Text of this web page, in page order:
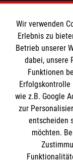
Empfänger:
IBAN: DE10
BIC:
Wir verwenden
Erlebnis zu
Betrieb unserer
dabei, unsere
Funktionen
Erfolgskontrolle
wie z.B. Google
zur
entscheiden
möchten.